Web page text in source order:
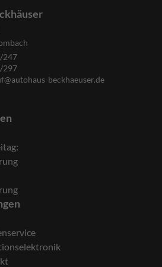
247
297
beckhaeuser.de